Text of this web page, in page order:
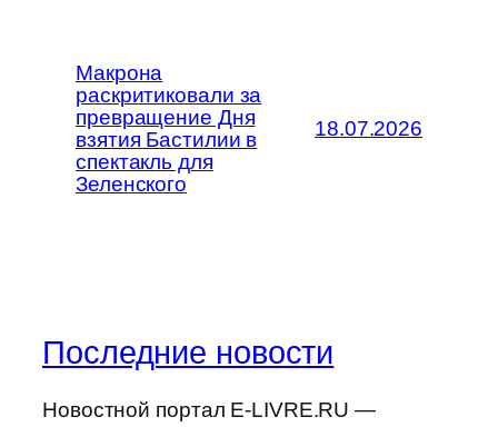
Макрона
раскритиковали за
превращение Дня
взятия Бастилии в
спектакль для
Зеленского
18.07.2026
Последние новости
Новостной портал E-LIVRE.RU —